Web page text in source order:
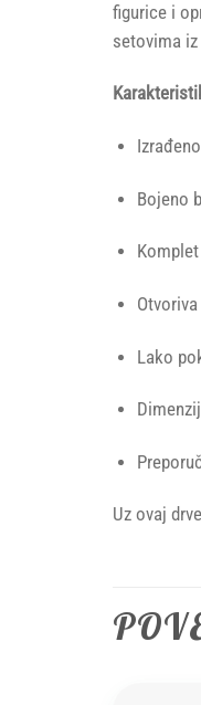
figurice i
setovima
Bojeno
Lako
Uz ovaj